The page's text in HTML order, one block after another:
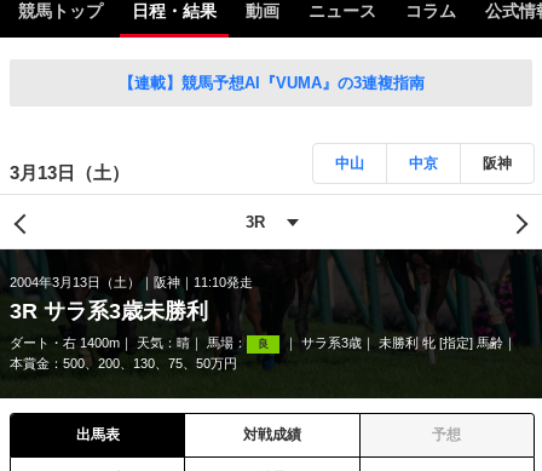
競馬トップ 日程・結果 動画 ニュース コラム 公式情
【連載】競馬予想AI『VUMA』の3連複指南
3月13日（土） 中山 中京 阪神
2004年3月13日（土） 阪神 11:10発走
3R サラ系3歳未勝利
ダート・右 1400m 天気： 晴 馬場： 良 サラ系3歳
未勝利 牝 [指定] 馬齢
本賞金：500、200、130、75、50万円
出馬表 対戦成績 予想